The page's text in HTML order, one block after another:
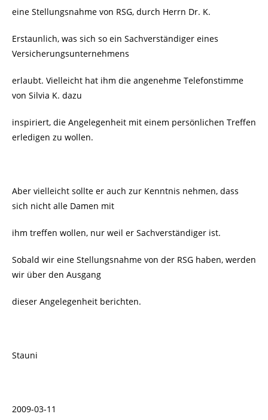
eine Stellungsnahme von RSG, durch Herrn Dr. K.
Erstaunlich, was sich so ein Sachverständiger eines
Versicherungsunternehmens
erlaubt. Vielleicht hat ihm die angenehme Telefonstimme
von Silvia K. dazu
inspiriert, die Angelegenheit mit einem persönlichen Treffen
erledigen zu wollen.
Aber vielleicht sollte er auch zur Kenntnis nehmen, dass
sich nicht alle Damen mit
ihm treffen wollen, nur weil er Sachverständiger ist.
Sobald wir eine Stellungsnahme von der RSG haben, werden
wir über den Ausgang
dieser Angelegenheit berichten.
Stauni
2009-03-11